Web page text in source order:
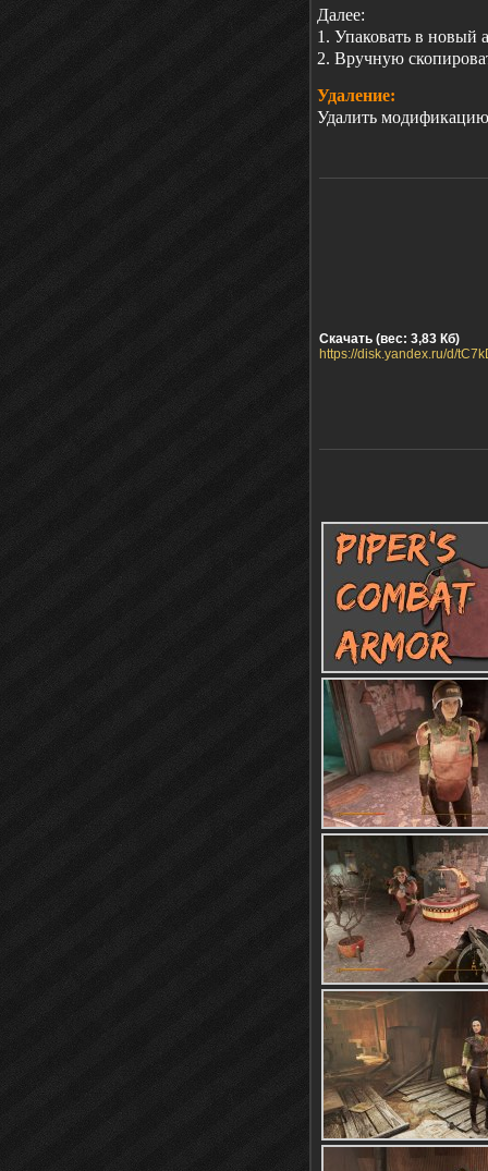
Далее:
1. Упаковать в новый
2. Вручную
Удаление:
Удалить
Скачать (вес: 3,83 Кб)
https://disk.yandex.ru/d/